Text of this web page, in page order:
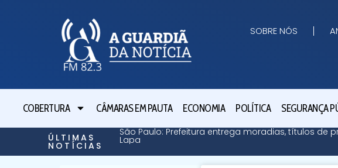
SOBRE NÓS
COBERTURA CÂMARAS EM PAUTA ECONOMIA POLÍTICA SEGURANÇA
ÚLTIMAS
NOTÍCIAS
São Paulo: Prefeitura entrega moradias, títulos de
Lapa